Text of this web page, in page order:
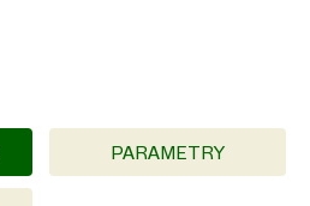
PARAMETRY